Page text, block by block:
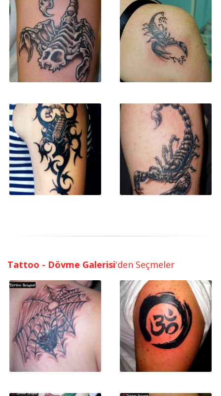
Tattoo - Dövme Galerisi'den Seçmeler